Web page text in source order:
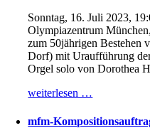
Sonntag, 16. Juli 2023,
Olympiazentrum
zum 50jährigen
Dorf) mit Uraufführung
Orgel solo von Dorothea
weiterlesen …
mfm-